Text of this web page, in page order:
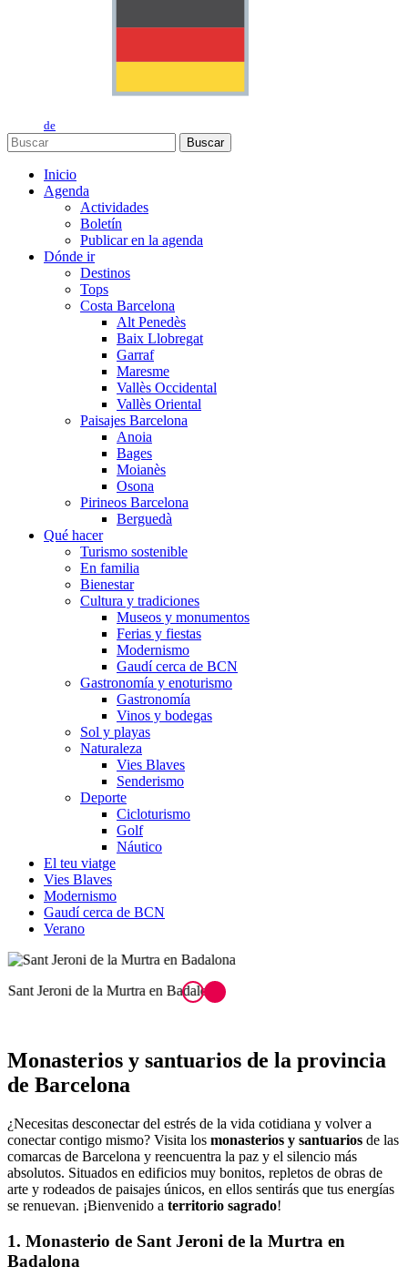
de
Buscar
Inicio
Agenda
Actividades
Boletín
Publicar en la agenda
Dónde ir
Destinos
Tops
Costa Barcelona
Alt Penedès
Baix Llobregat
Garraf
Maresme
Vallès Occidental
Vallès Oriental
Paisajes Barcelona
Anoia
Bages
Moianès
Osona
Pirineos Barcelona
Berguedà
Qué hacer
Turismo sostenible
En familia
Bienestar
Cultura y tradiciones
Museos y monumentos
Ferias y fiestas
Modernismo
Gaudí cerca de BCN
Gastronomía y enoturismo
Gastronomía
Vinos y bodegas
Sol y playas
Naturaleza
Vies Blaves
Senderismo
Deporte
Cicloturismo
Golf
Náutico
El teu viatge
Vies Blaves
Modernismo
Gaudí cerca de BCN
Verano
Sant Jeroni de la Murtra en Badalona
Monasterios y santuarios de la provincia
de Barcelona
¿Necesitas desconectar del estrés de la vida cotidiana y volver a
conectar contigo mismo? Visita los monasterios y santuarios de las
comarcas de Barcelona y reencuentra la paz y el silencio más
absolutos. Situados en edificios muy bonitos, repletos de obras de
arte y rodeados de paisajes únicos, en ellos sentirás que tus energías
se renuevan. ¡Bienvenido a territorio sagrado!
1. Monasterio de Sant Jeroni de la Murtra en
Badalona